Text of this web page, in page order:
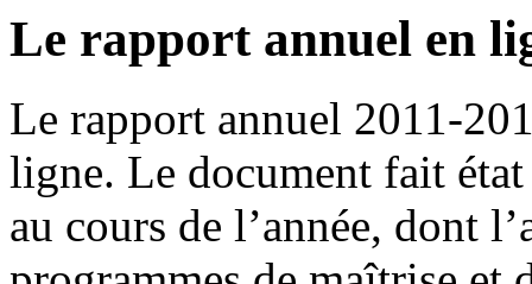
Le rapport annuel en
Le rapport annuel 2011-
ligne. Le document fait état
au cours de l’année, dont